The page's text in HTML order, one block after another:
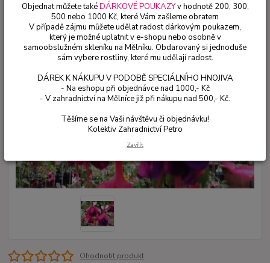
Ohodnotit produkt
Objednat můžete takéDÁRKOVÉ POUKAZYv hodnotě 200, 300,
500 nebo 1000 Kč, které Vám zašleme obratem
V případě zájmu můžete udělat radost dárkovým poukazem,
který je možné uplatnit v e-shopu nebo osobně v
samoobslužném skleníku na Mělníku. Obdarovaný si jednoduše
sám vybere rostliny, které mu udělají radost.
DÁREK K NÁKUPU V PODOBĚ SPECIÁLNÍHO HNOJIVA
- Na eshopu při objednávce nad 1000,- Kč
- V zahradnictví na Mělníce již při nákupu nad 500,- Kč.
Těšíme se na Vaši návštěvu či objednávku!
Kolektiv Zahradnictví Petro
Zavřít